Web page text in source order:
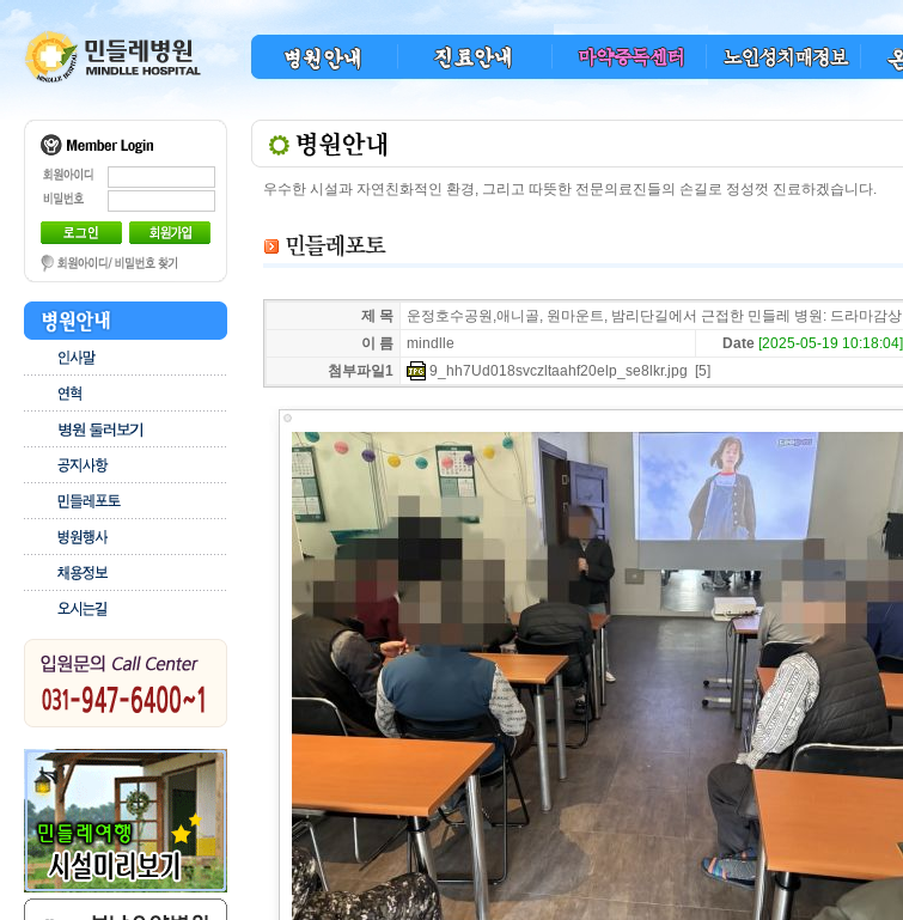
우수한 시설과 자연친화적인 환경, 그리고 따뜻한 전문의료진들의 손길로 정성껏 진료하겠습니다.
제 목
운정호수공원,애니골, 원마운트, 밤리단길에서 근접한 민들레 병원: 드라마감상
이 름
mindlle Date [2025-05-19 10:18:04]
첨부파일1
9_hh7Ud018svczltaahf20elp_se8lkr.jpg [5]